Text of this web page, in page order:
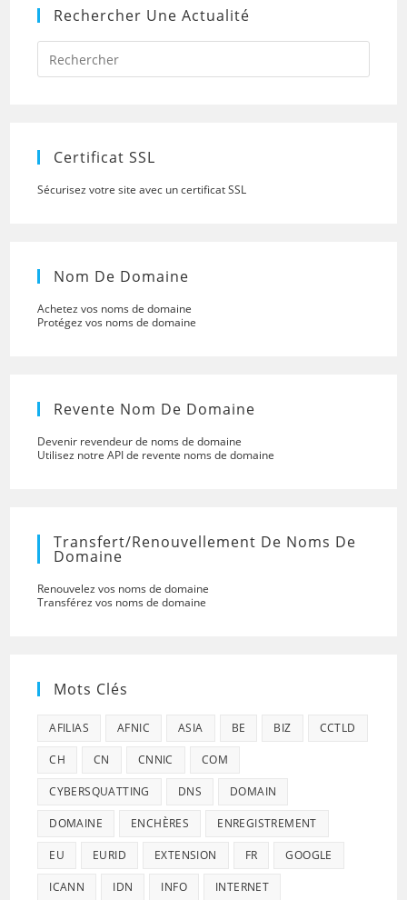
Rechercher Une Actualité
Press
to
Certificat SSL
Sécurisez votre site avec un certificat SSL
Nom De Domaine
Achetez vos noms de domaine
Protégez vos noms de domaine
Revente Nom De Domaine
Devenir revendeur de noms de domaine
Utilisez notre API de revente noms de domaine
Transfert/renouvellement De Noms De
Domaine
Renouvelez vos noms de domaine
Transférez vos noms de domaine
Mots Clés
AFILIAS AFNIC ASIA BE BIZ CCTLD
CH CN CNNIC COM
CYBERSQUATTING DNS DOMAIN
DOMAINE ENCHÈRES ENREGISTREMENT
EU EURID EXTENSION FR GOOGLE
ICANN IDN INFO INTERNET